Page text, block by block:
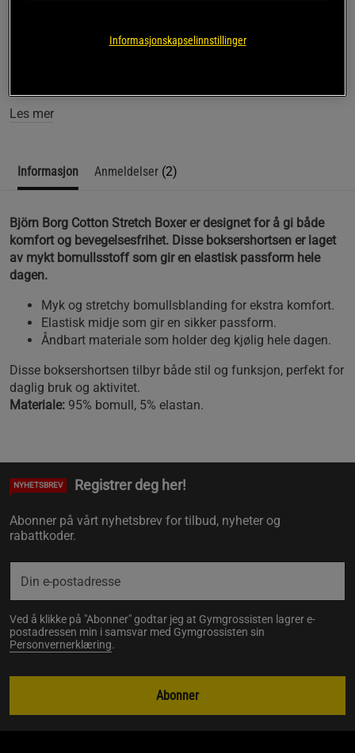
SKU #10004233_MP004R | EAN7321465653017
Les mer
Informasjon Anmeldelser (2)
Björn Borg Cotton Stretch Boxer er designet for å gi både
komfort og bevegelsesfrihet. Disse boksershortsen er laget
av mykt bomullsstoff som gir en elastisk passform hele
dagen.
Myk og stretchy bomullsblanding for ekstra komfort.
Elastisk midje som gir en sikker passform.
Åndbart materiale som holder deg kjølig hele dagen.
Disse boksershortsen tilbyr både stil og funksjon, perfekt for
daglig bruk og aktivitet.
Materiale: 95% bomull, 5% elastan.
NYHETSBREV Registrer deg her!
Abonner på vårt nyhetsbrev for tilbud, nyheter og
rabattkoder.
Ved å klikke på "Abonner" godtar jeg at Gymgrossisten lagrer e-
postadressen min i samsvar med Gymgrossisten sin
Personvernerklæring.
Abonner
Informasjonskapselinnstillinger